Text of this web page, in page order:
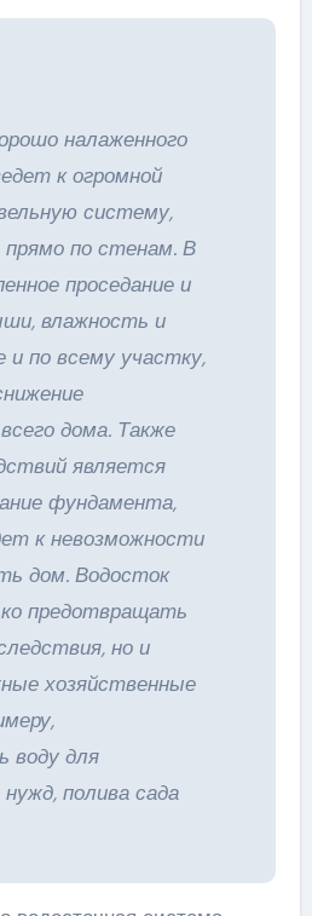
налаженного
к огромной
систему,
по стенам. В
проседание и
влажность и
по всему участку,
дома. Также
является
фундамента,
к невозможности
дом. Водосток
предотвращать
но и
хозяйственные
воду для
полива сада